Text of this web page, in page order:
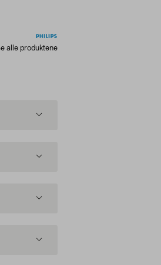
alle produktene